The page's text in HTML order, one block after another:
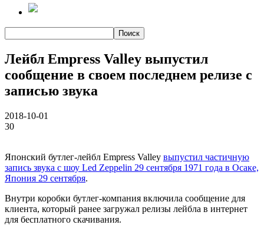
Лейбл Empress Valley выпустил
сообщение в своем последнем релизе с
записью звука
2018-10-01
30
Японский бутлег-лейбл Empress Valley выпустил частичную
запись звука с шоу Led Zeppelin 29 сентября 1971 года в Осаке,
Япония 29 сентября.
Внутри коробки бутлег-компания включила сообщение для
клиента, который ранее загружал релизы лейбла в интернет
для бесплатного скачивания.